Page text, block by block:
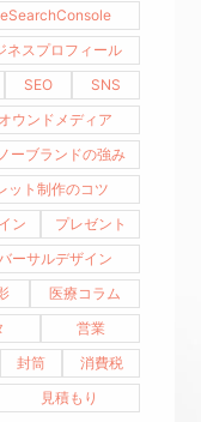
ネスプロフィール
SEO
SNS
オウンドメディア
ノーブランドの強み
ット制作のコツ
ン
プレゼント
ーサルデザイン
医療コラム
営業
封筒
消費税
見積もり